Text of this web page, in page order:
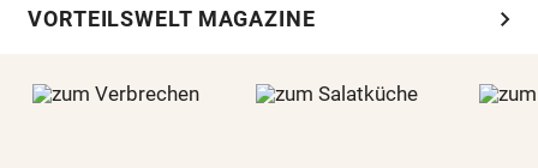
VORTEILSWELT MAGAZINE chevron_right